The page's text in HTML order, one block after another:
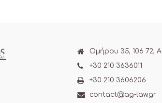
Ομήρου 35, 106 72,
+30 210 3636011
+30 210 3606206
contact@ag-law.gr